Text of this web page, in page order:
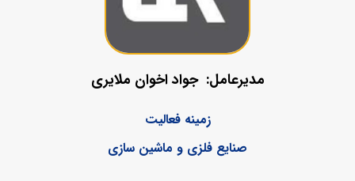
مدیرعامل: جواد اخوان ملایری
زمینه فعالیت
صنایع فلزی و ماشین سازی